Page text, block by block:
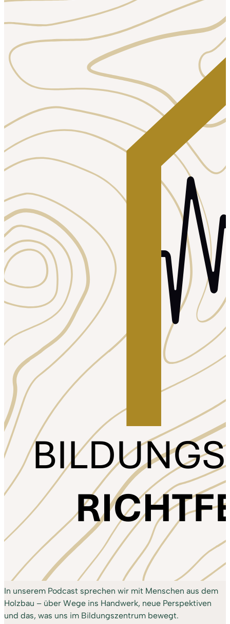
In unserem Podcast sprechen wir mit Menschen aus dem
Holzbau – über Wege ins Handwerk, neue Perspektiven
und das, was uns im Bildungszentrum bewegt.